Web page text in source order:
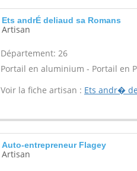
Ets andrÉ deliaud sa Romans
Artisan
Département: 26
Portail en aluminium - Portail en
Voir la fiche artisan : Ets andr�
Auto-entrepreneur Flagey
Artisan